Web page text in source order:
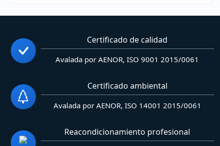
Certificado de calidad
Avalada por AENOR, ISO 9001 2015/0061
Certificado ambiental
Avalada por AENOR, ISO 14001 2015/0061
Reacondicionamiento profesional